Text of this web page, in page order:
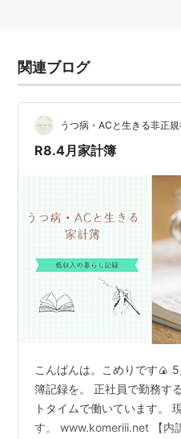
関連ブログ
うつ病・ACと生きる非正
R8.4月家計簿
こんばんは。こめりです🍙
簿記録を。 正社員で勤務す
トタイムで働いています。
す。 www.komeriii.net 【内